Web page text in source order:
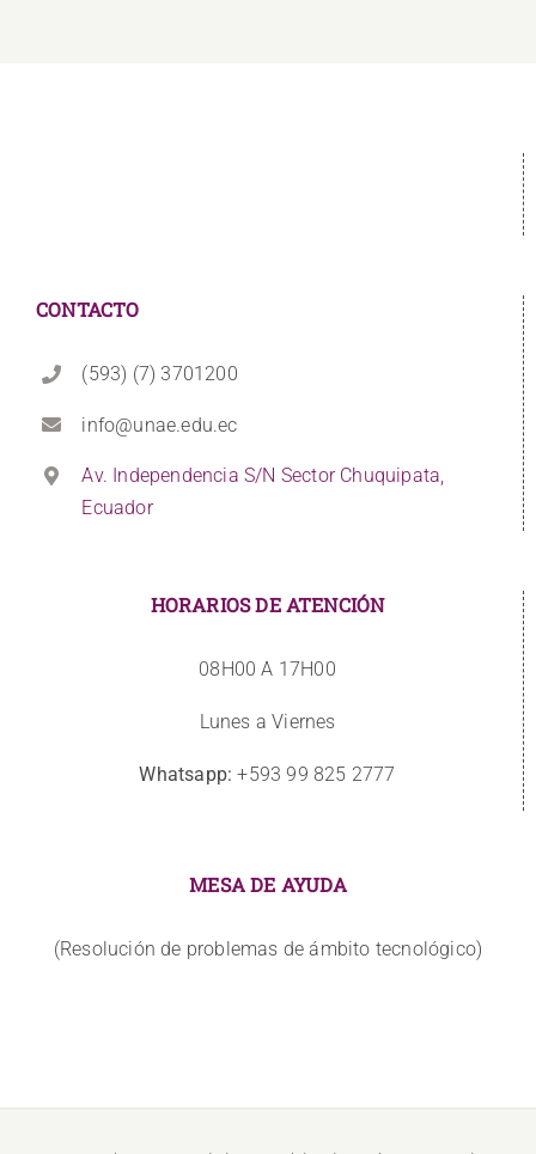
CONTACTO
(593) (7) 3701200
info@unae.edu.ec
Av. Independencia S/N Sector Chuquipata,
Ecuador
HORARIOS DE ATENCIÓN
08H00 A 17H00
Lunes a Viernes
Whatsapp: +593 99 825 2777
MESA DE AYUDA
(Resolución de problemas de ámbito tecnológico)